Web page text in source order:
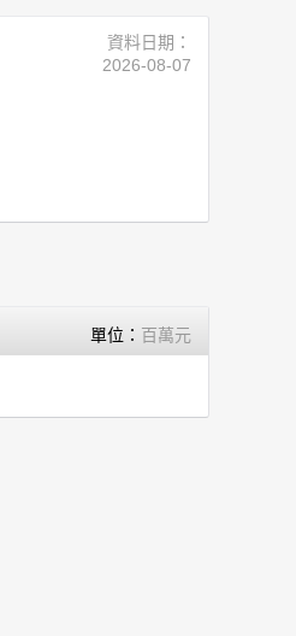
資料日期：
2026-08-07
單位： 百萬元